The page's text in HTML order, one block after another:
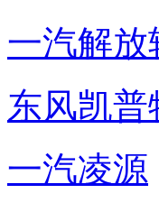
一汽解放
东风凯普
一汽凌源